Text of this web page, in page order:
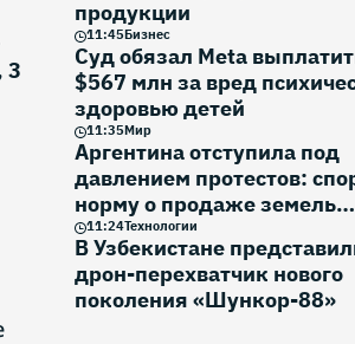
3
продукции
11:45Бизнес
Суд обязал Meta
$567 млн за вред
здоровью детей
11:35Мир
Аргентина отступила под
давлением протестов:
норму о продаже земель
иностранцам исключили
11:24Технологии
В Узбекистане
дрон-перехватчик нового
поколения «Шункор-88»